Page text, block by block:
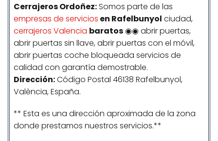
Cerrajeros Ordoñez:Somos parte de las
empresas de servicios en Rafelbunyol ciudad,
cerrajeros Valencia baratos ◉◉ abrir puertas,
abrir puertas sin llave, abrir puertas con el móvil,
abrir puertas coche bloqueada servicios de
calidad con garantía demostrable.
Dirección:Código Postal 46138 Rafelbunyol,
València, España.
** Esta es una dirección aproximada de la zona
donde prestamos nuestros servicios.**